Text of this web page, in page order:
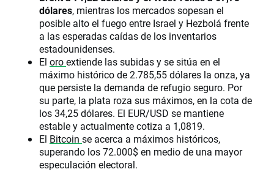
dólares, mientras los mercados sopesan el
posible alto el fuego entre Israel y Hezbolá frente
a las esperadas caídas de los inventarios
estadounidenses.
El oroextiende las subidas y se sitúa en el
máximo histórico de 2.785,55 dólares la onza, ya
que persiste la demanda de refugio seguro. Por
su parte, la plata roza sus máximos, en la cota de
los 34,25 dólares. El EUR/USD se mantiene
estable y actualmente cotiza a 1,0819.
El Bitcoin se acerca a máximos históricos,
superando los 72.000$ en medio de una mayor
especulación electoral.